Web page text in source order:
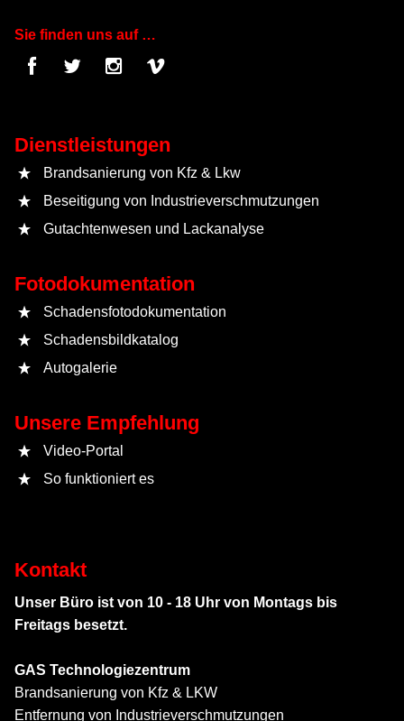
Sie finden uns auf …
Dienstleistungen
Brandsanierung von Kfz & Lkw
Beseitigung von Industrieverschmutzungen
Gutachtenwesen und Lackanalyse
Fotodokumentation
Schadensfotodokumentation
Schadensbildkatalog
Autogalerie
Unsere Empfehlung
Video-Portal
So funktioniert es
Kontakt
Unser Büro ist von 10 - 18 Uhr von Montags bis
Freitags besetzt.
GAS Technologiezentrum
Brandsanierung von Kfz & LKW
Entfernung von Industrieverschmutzungen